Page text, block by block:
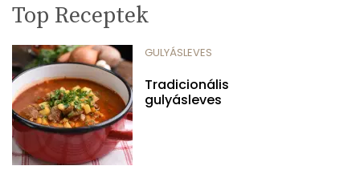
Top Receptek
GULYÁSLEVES
Tradicionális
gulyásleves